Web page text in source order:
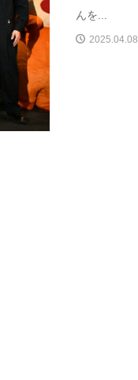
んを...
2025.04.08